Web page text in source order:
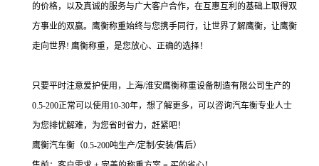
的价格，以及真诚的服务与广大客户合作，在互惠互利的基础上取得双
方事业的双赢。鹰衡称重始终与您携手同行，让世界了解鹰衡，让鹰衡
走向世界! 鹰衡称重，是您放心、正确的选择！
只要平时注意爱护使用，上海/淮安鹰衡称重设备制造有限公司生产的
0.5-200正常可以使用10-30年，想了解更多，可以咨询汽车衡专业人士
为您排忧解难，为您省时省力，赶紧吧！
鹰衡汽车衡（0.5-200吨生产/定制/安装/售后）